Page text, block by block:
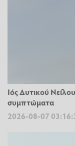
Ιός Δυτικού
συμπτώματα
2026-08-07